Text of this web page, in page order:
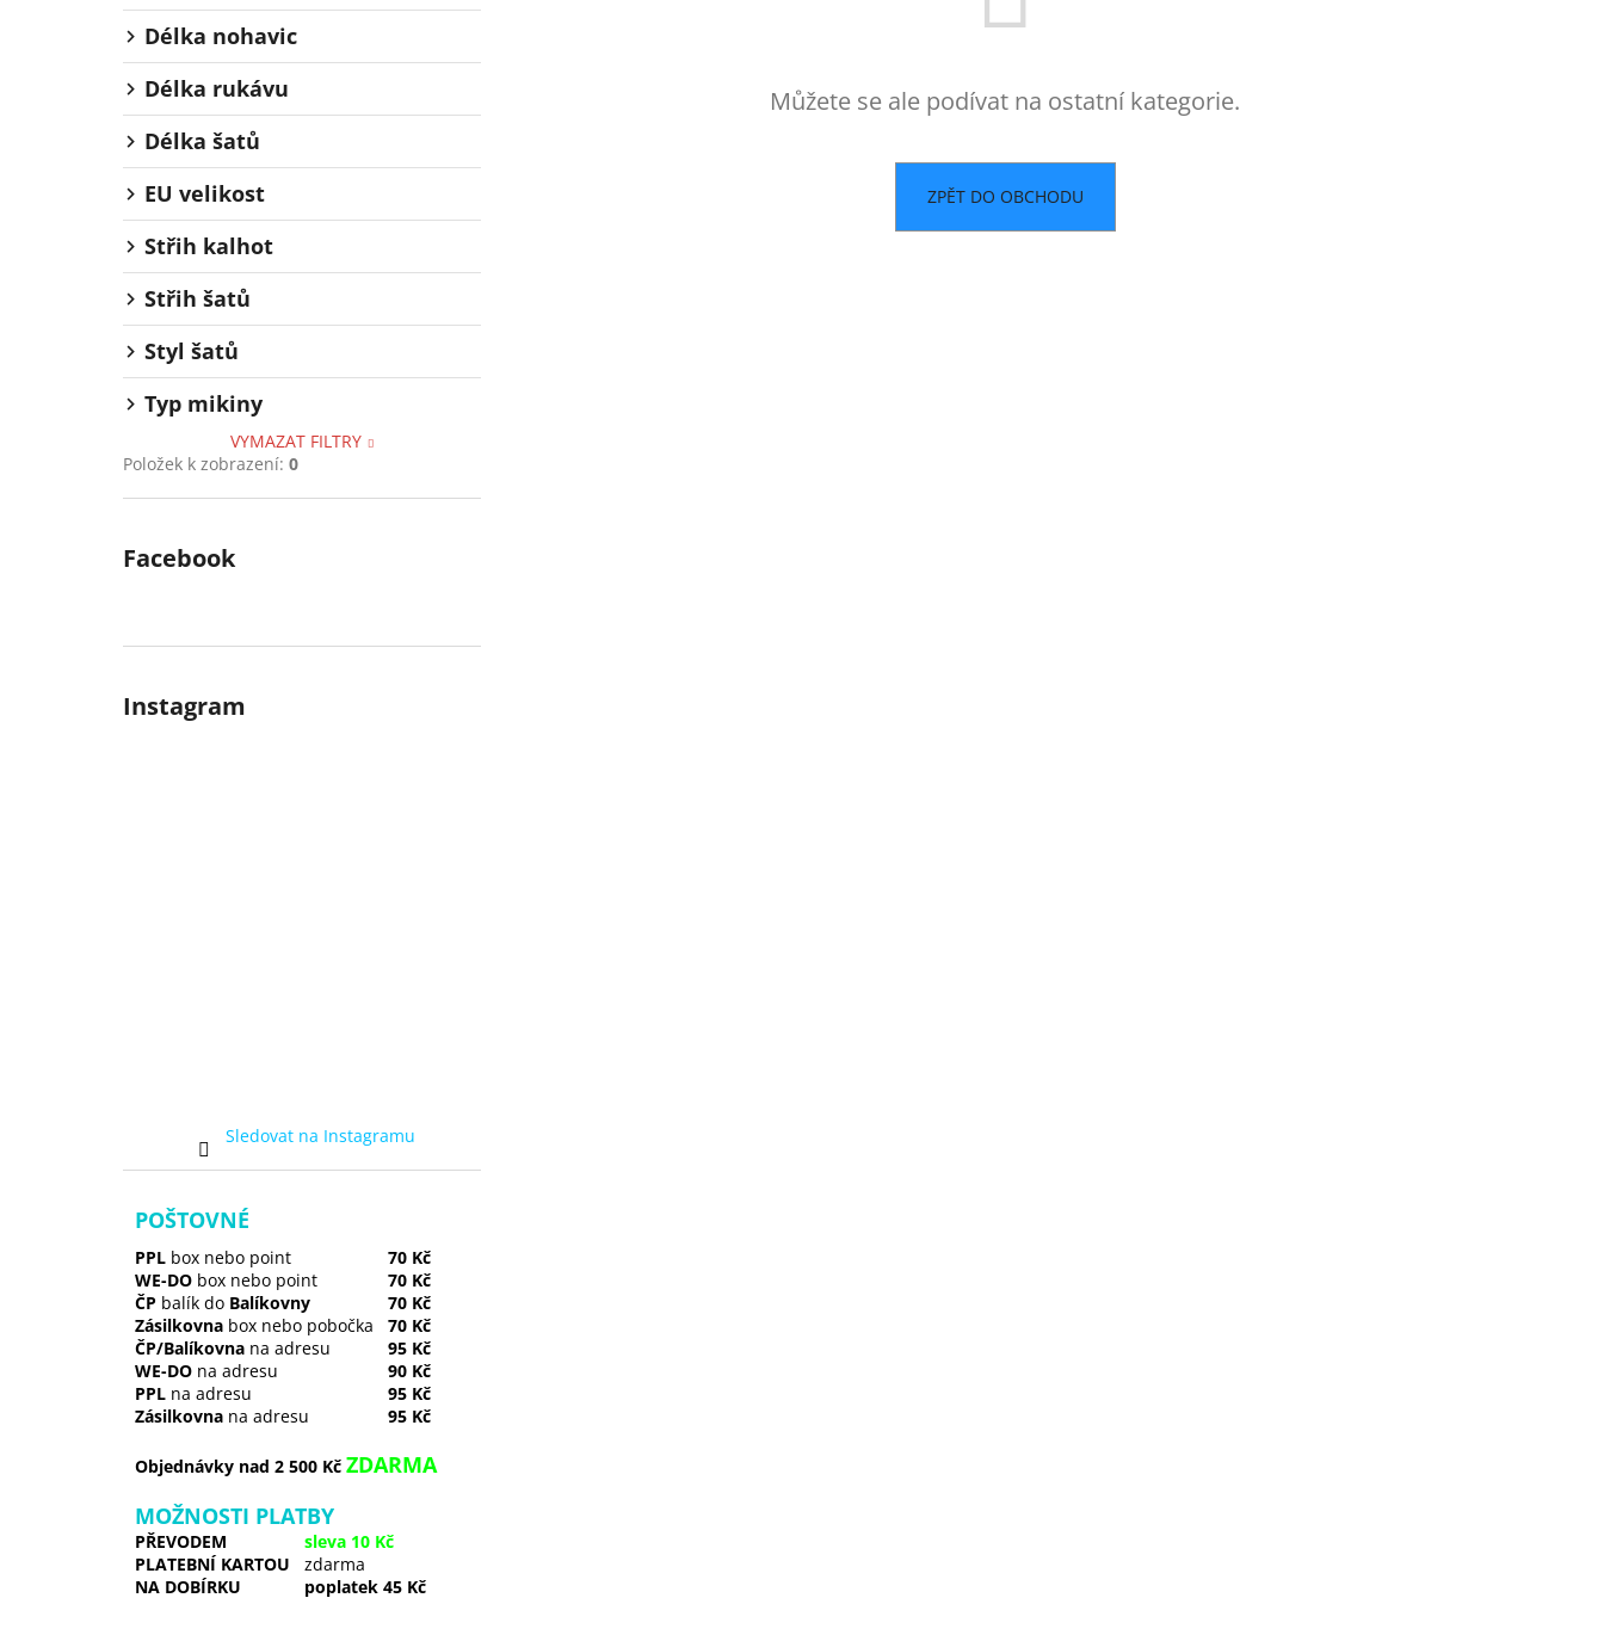
Délka nohavic
Délka rukávu
Délka šatů
EU velikost
Střih kalhot
Střih šatů
Styl šatů
Typ mikiny
VYMAZAT FILTRY
Položek k zobrazení: 0
Facebook
Instagram
Sledovat na Instagramu
POŠTOVNÉ
PPL box nebo point
70 Kč
WE-DO box nebo point
70 Kč
ČP balík do Balíkovny
70 Kč
Zásilkovna box nebo pobočka
70 Kč
ČP/Balíkovna na adresu
95 Kč
WE-DO na adresu
90 Kč
PPL na adresu
95 Kč
Zásilkovna na adresu 95 Kč
Objednávky nad 2 500 Kč ZDARMA
MOŽNOSTI PLATBY
PŘEVODEM
sleva 10 Kč
PLATEBNÍ KARTOU
zdarma
NA DOBÍRKU
poplatek 45 Kč
Můžete se ale podívat na ostatní kategorie.
ZPĚT DO OBCHODU